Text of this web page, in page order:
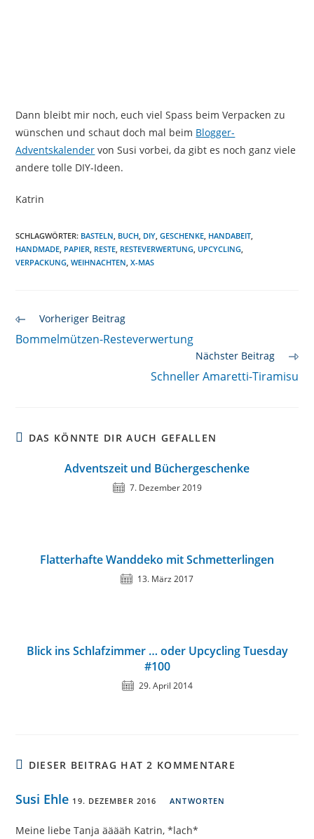
Dann bleibt mir noch, euch viel Spass beim Verpacken zu
wünschen und schaut doch mal beim Blogger-
Adventskalender von Susi vorbei, da gibt es noch ganz viele
andere tolle DIY-Ideen.
Katrin
SCHLAGWÖRTER: BASTELN, BUCH, DIY, GESCHENKE, HANDABEIT,
HANDMADE, PAPIER, RESTE, RESTEVERWERTUNG, UPCYCLING,
VERPACKUNG, WEIHNACHTEN, X-MAS
Weitere
ansehen
Vorheriger Beitrag
Bommelmützen-Resteverwertung
Nächster Beitrag
Schneller Amaretti-Tiramisu
DAS KÖNNTE DIR AUCH GEFALLEN
Adventszeit und Büchergeschenke
7. Dezember 2019
Flatterhafte Wanddeko mit Schmetterlingen
13. März 2017
Blick ins Schlafzimmer … oder Upcycling Tuesday
#100
29. April 2014
DIESER BEITRAG HAT 2 KOMMENTARE
Susi Ehle 19. DEZEMBER 2016 ANTWORTEN
Meine liebe Tanja ääääh Katrin, *lach*